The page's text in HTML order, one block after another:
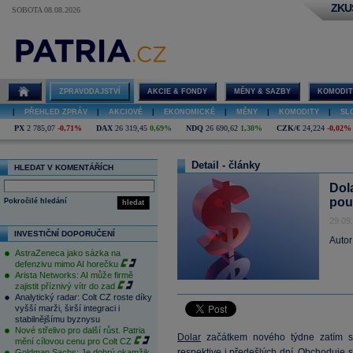
SOBOTA 08.08.2026
ZPRAVODAJSTVÍ AKCIE & FONDY MĚNY & SAZBY
PŘEHLED ZPRÁV AKCIOVÉ EKONOMICKÉ MĚNY KOMODITY
PX 2 785,07 -0,71% DAX 26 319,45 0,69% NDQ 26 690,62 1,30% CZK/€ 24,224 -0,02%
HLEDAT V KOMENTÁŘÍCH
hledat
Pokročilé hledání
INVESTIČNÍ DOPORUČENÍ
AstraZeneca jako sázka na
defenzivu mimo AI horečku
Arista Networks: AI může firmě
zajistit příznivý vítr do zad
Analytický radar: Colt CZ roste díky
vyšší marži, širší integraci i
stabilnějšímu byznysu
Nové střelivo pro další růst. Patria
mění cílovou cenu pro Colt CZ
Detail - články
Dolar začátkem nového týdne